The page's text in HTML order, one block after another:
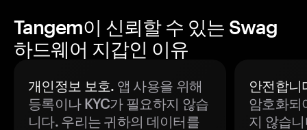
Tangem이 신뢰할 수 있는 Swag
하드웨어 지갑인 이유
개인정보 보호. 앱 사용을 위해
등록이나 KYC가 필요하지 않습
니다. 우리는 귀하의 데이터를
안전합니
암호화되
지 않습